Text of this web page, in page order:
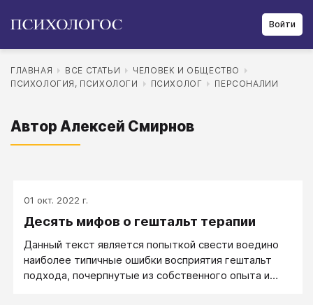
Войти
ГЛАВНАЯ ВСЕ СТАТЬИ
ЧЕЛОВЕК И ОБЩЕСТВО
ПСИХОЛОГИЯ, ПСИХОЛОГИ
ПСИХОЛОГ ПЕРСОНАЛИИ
Автор Алексей Смирнов
01 окт. 2022 г.
Десять мифов о гештальт терапии
Данный текст является попыткой свести воедино
наиболее типичные ошибки восприятия гештальт
подхода, почерпнутые из собственного опыта и